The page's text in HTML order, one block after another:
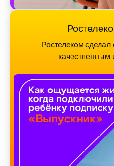
Ростелеком
качественным